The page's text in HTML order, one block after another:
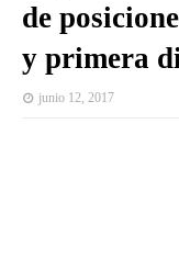
de
y primera
junio 12, 2017